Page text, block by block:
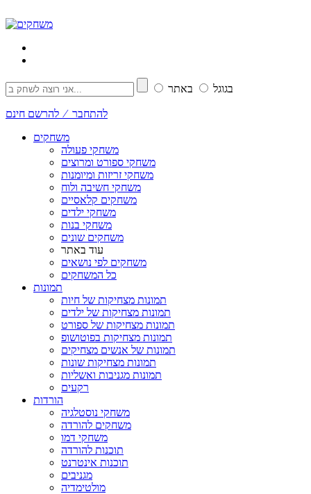
בגוגל באתר
להתחבר ⁄ להרשם חינם
משחקים
משחקי פעולה
משחקי ספורט ומרוצים
משחקי זריזות ומיומנות
משחקי חשיבה ולוח
משחקים קלאסיים
משחקי ילדים
משחקי בנות
משחקים שונים
עוד באתר
משחקים לפי נושאים
כל המשחקים
תמונות
תמונות מצחיקות של חיות
תמונות מצחיקות של ילדים
תמונות מצחיקות של ספורט
תמונות מצחיקות בפוטושופ
תמונות של אנשים מצחיקים
תמונות מצחיקות שונות
תמונות מגניבות ואשליות
רקעים
הורדות
משחקי נוסטלגיה
משחקים להורדה
משחקי דמו
תוכנות להורדה
תוכנות אינטרנט
מגניבים
מולטימדיה